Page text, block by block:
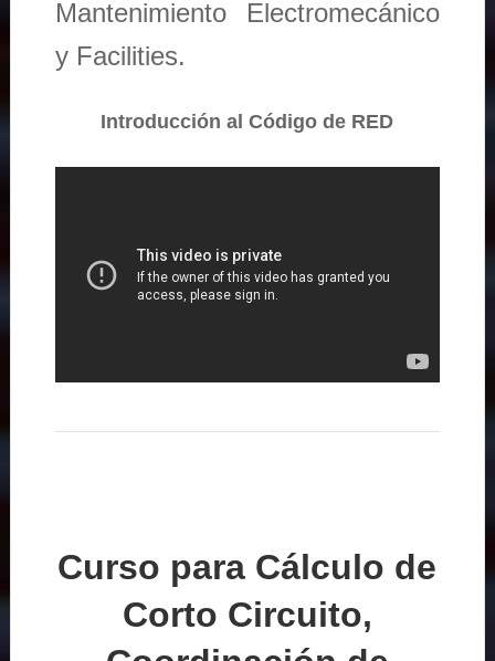
Mantenimiento Electromecánico
y Facilities.
Introducción al Código de RED
Curso para Cálculo de
Corto Circuito,